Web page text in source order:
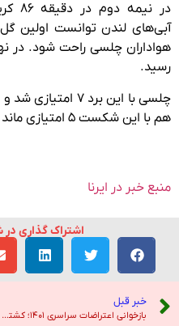
در
آبی‌های لندن توانست اولین
هواداران چلسی راحت شود. در
رسید.
چلسی با این برد ۷
هم با این شکست ۵ امتیازی ماند و در رده یازدهم ایستاد.
منبع خبر در ایرنا
اشتراک گذاری
خبر قبل
بازخوانی اعتراضات سراسری ۱۴۰۱؛ کشته شدن مهسا امینی در بازداشت و وقایع پس از آن – صدای آمریکا